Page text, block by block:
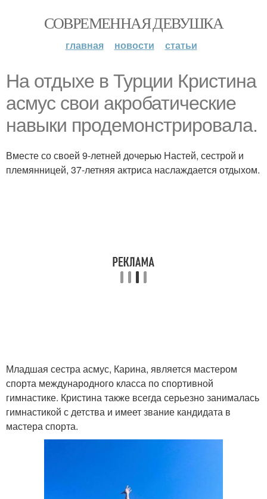
СОВРЕМЕННАЯ ДЕВУШКА
главная новости статьи
На отдыхе в Турции Кристина
асмус свои акробатические
навыки продемонстрировала.
Вместе со своей 9-летней дочерью Настей, сестрой и
племянницей, 37-летняя актриса наслаждается отдыхом.
Младшая сестра асмус, Карина, является мастером
спорта международного класса по спортивной
гимнастике. Кристина также всегда серьезно занималась
гимнастикой с детства и имеет звание кандидата в
мастера спорта.